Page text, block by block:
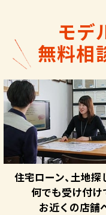
モデ
無料相
住宅ローン、土地
何でも受け付け
お近くの店舗